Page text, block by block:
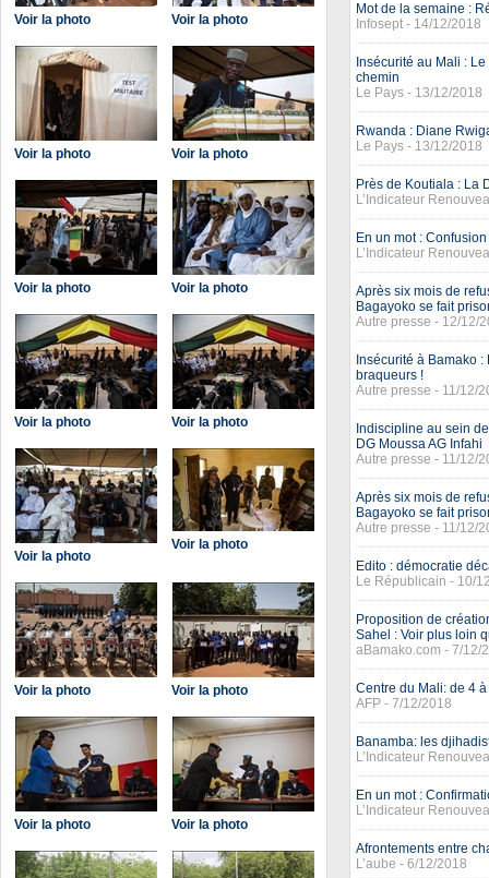
Voir la photo Voir la photo
Voir la photo Voir la photo
Voir la photo Voir la photo
Voir la photo Voir la photo
Voir la photo
Voir la photo
Voir la photo Voir la photo
Voir la photo Voir la photo
Mot de la semaine :
Infosept - 14/12/2018
Insécurité au Mali :
chemin
Le Pays - 13/12/2018
Rwanda : Diane
Le Pays - 13/12/2018
Près de Koutiala : La
L’Indicateur
En un mot : Confusion
L’Indicateur
Après six mois de
Bagayoko se fait
Autre presse - 12/12/
Insécurité à Bamako
braqueurs !
Autre presse - 11/12/
Indiscipline au sein
DG Moussa AG Infahi
Autre presse - 11/12/
Après six mois de
Bagayoko se fait
Autre presse - 11/12/
Edito : démocratie
Le Républicain - 10/
Proposition de
Sahel : Voir plus loin
aBamako.com - 7/12/
Centre du Mali: de 4
AFP - 7/12/2018
Banamba: les
L’Indicateur
En un mot :
L’Indicateur
Afrontements entre
L’aube - 6/12/2018